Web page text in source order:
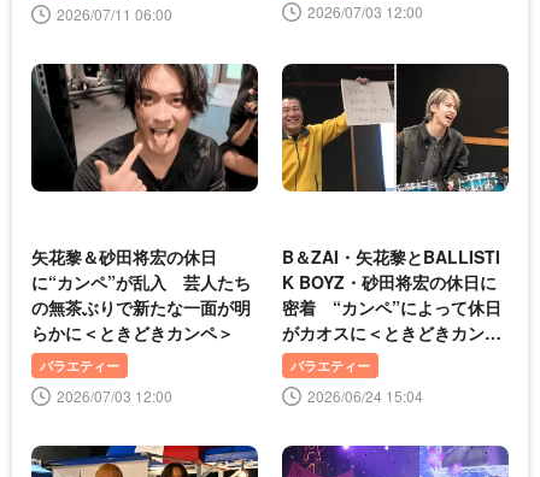
2026/07/11 06:00 2026/07/03 12:00
矢花黎＆砂田将宏の休日
に“カンペ”が乱入 芸人たち
の無茶ぶりで新たな一面が明
らかに＜ときどきカンペ＞
バラエティー
2026/07/03 12:00
B＆ZAI・矢花黎とBALLISTI
K BOYZ・砂田将宏の休日に
密着 “カンペ”によって休日
がカオスに＜ときどきカンペ
＞バラエティー
2026/06/24 15:04